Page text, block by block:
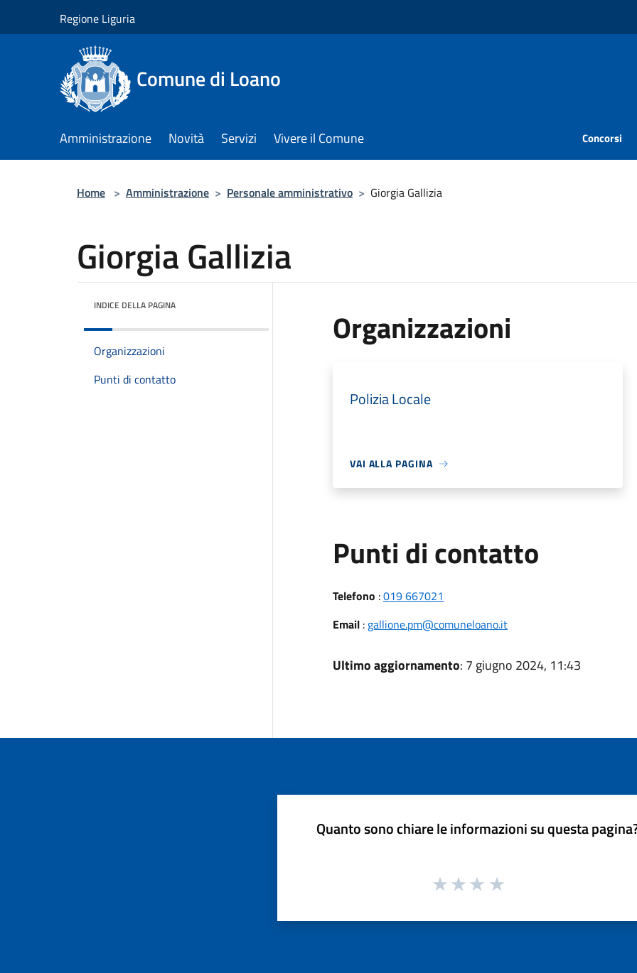
Regione Liguria
Comune di Loano
Amministrazione Novità Servizi Vivere il Comune Concorsi
Home > Amministrazione > Personale amministrativo > Giorgia Gallizia
Giorgia Gallizia
INDICE DELLA PAGINA
Organizzazioni
Punti di contatto
Organizzazioni
Polizia Locale
VAI ALLA PAGINA
Punti di contatto
Telefono :019 667021
Email: gallione.pm@comuneloano.it
Ultimo aggiornamento: 7 giugno 2024, 11:43
Quanto sono chiare le informazioni su questa